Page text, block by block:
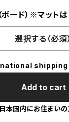
ボード）※マット
選択する（必須）
shipping
Add to cart
日本国内にお住まい